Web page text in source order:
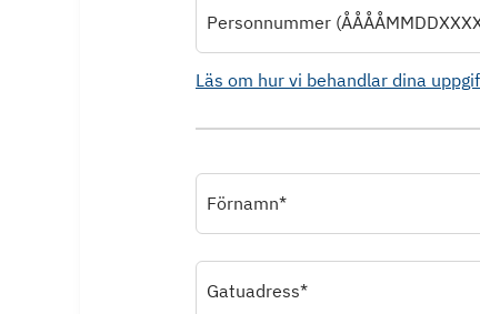
Personnummer
Läs om hur vi behandlar dina
Förnamn*
Gatuadress*